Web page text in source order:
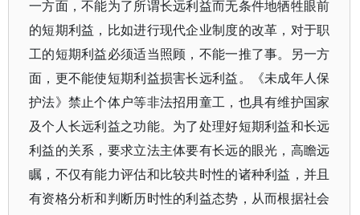
一方面，不能为了所谓长远利益而无条件地牺牲眼前
的短期利益，比如进行现代企业制度的改革，对于职
工的短期利益必须适当照顾，不能一推了事。另一方
面，更不能使短期利益损害长远利益。《未成年人保
护法》禁止个体户等非法招用童工，也具有维护国家
及个人长远利益之功能。为了处理好短期利益和长远
利益的关系，要求立法主体要有长远的眼光，高瞻远
瞩，不仅有能力评估和比较共时性的诸种利益，并且
有资格分析和判断历时性的利益态势，从而根据社会